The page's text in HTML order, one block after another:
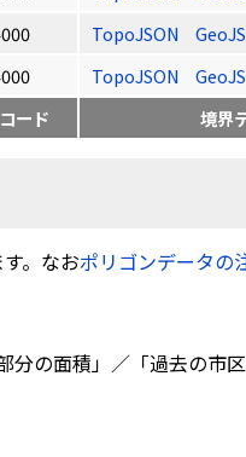
TopoJSON
TopoJSON
コード 境界
。なおポリゴンデータの
の面積」／「過去の市